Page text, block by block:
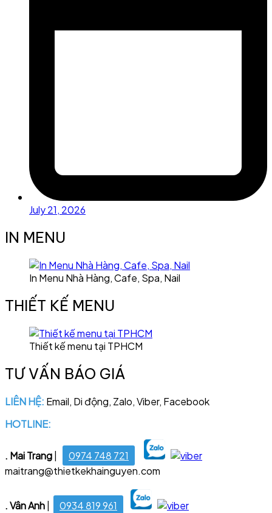
July 21, 2026
IN MENU
In Menu Nhà Hàng, Cafe, Spa, Nail
THIẾT KẾ MENU
Thiết kế menu tại TPHCM
TƯ VẤN BÁO GIÁ
LIÊN HỆ: Email, Di động, Zalo, Viber, Facebook
HOTLINE:
. Mai Trang|
0974 748 721
maitrang@thietkekhainguyen.com
. Vân Anh
0934 819 961